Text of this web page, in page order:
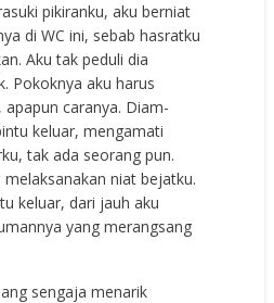
pikiranku, aku berniat
di WC ini, sebab hasratku
Aku tak peduli dia
Pokoknya aku harus
caranya. Diam-
keluar, mengamati
tak ada seorang pun.
melaksanakan niat bejatku.
keluar, dari jauh aku
yang merangsang
sengaja menarik